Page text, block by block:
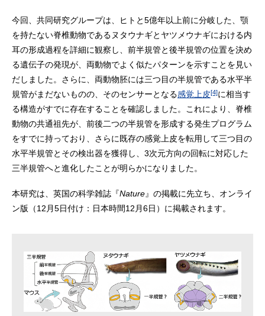
今回、共同研究グループは、ヒトと5億年以上前に分岐した、顎
を持たない脊椎動物であるヌタウナギとヤツメウナギにおける内
耳の形成過程を詳細に観察し、前半規管と後半規管の位置を決め
る遺伝子の発現が、両動物でよく似たパターンを示すことを見い
だしました。さらに、両動物胚には三つ目の半規管である水平半
規管がまだないものの、そのセンサーとなる感覚上皮[4]に相当す
る構造がすでに存在することを確認しました。これにより、脊椎
動物の共通祖先が、前後二つの半規管を形成する発生プログラム
をすでに持っており、さらに既存の感覚上皮を転用して三つ目の
水平半規管とその検出器を獲得し、3次元方向の回転に対応した
三半規管へと進化したことが明らかになりました。
本研究は、英国の科学雑誌『Nature』の掲載に先立ち、オンライ
ン版（12月5日付け：日本時間12月6日）に掲載されます。